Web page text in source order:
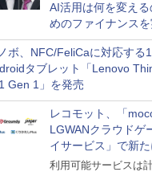
AI活用は何を変え
めのファイナンスを
業務設計とマイン
革
ボ、NFC/FeliCaに対応する
タブレット「Lenovo
Gen 1」を発売
レコモット、「
LGWANクラウドゲ
イサービス」で新た
のサービスと連携
利用可能サービスは